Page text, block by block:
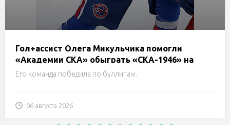
Гол+ассист Олега Микульчика помогли
«Академии СКА» обыграть «СКА-1946» на
турнире Н.Е.Маслова в Санкт-Петербурге
Его команда победила по буллитам.
06 августа 2026